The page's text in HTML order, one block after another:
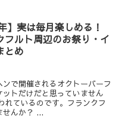
】実は毎月楽しめる！
フルト周辺のお祭り・イ
とめ
で開催されるオクトーバーフ
トだけだと思っていません
れているのです。フランクフ
せんか？ ...